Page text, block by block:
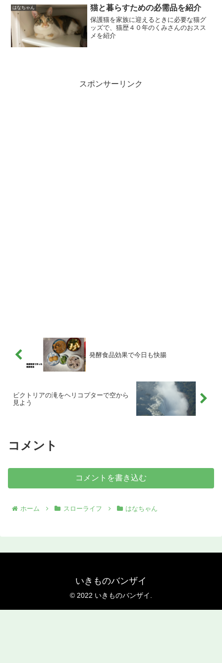
はなちゃん 猫と暮らすための必需品を紹介
保護猫を家族に迎えるときに必要な猫グ
ッズで、猫歴４０年のくみさんのおスス
メを紹介
スポンサーリンク
発酵食品効果で今日も快腸
ビクトリアの滝をヘリコプターで空から
見よう
コメント
コメントを書き込む
ホーム スローライフ はなちゃん
いきものバンザイ
© 2022 いきものバンザイ.